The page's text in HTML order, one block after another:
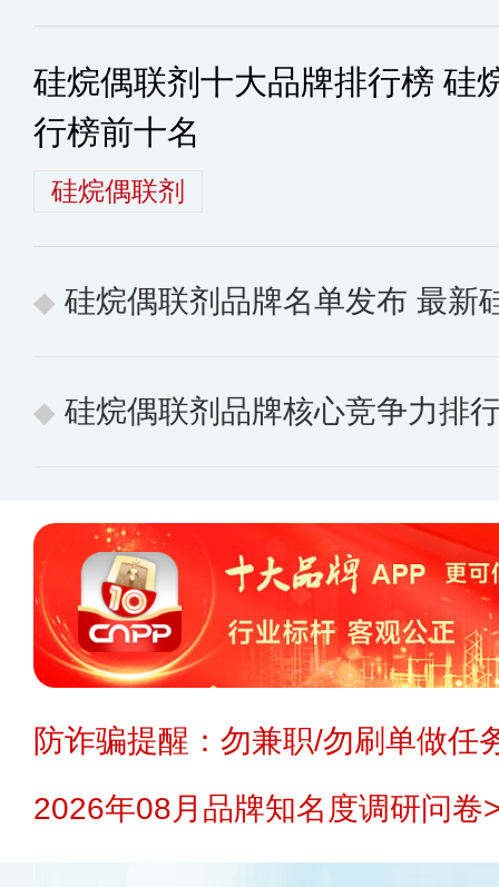
硅烷偶联剂十大品牌排行榜 硅
行榜前十名
硅烷偶联剂
硅烷偶联剂品牌名单发布 最新
硅烷偶联剂品牌核心竞争力排行榜 10个
防诈骗提醒：勿兼职/勿刷单做任
2026年08月品牌知名度调研问卷